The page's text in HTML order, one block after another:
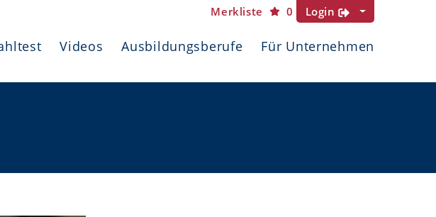
Merkliste 0 Login
Videos Ausbildungsberufe Für Unternehmen